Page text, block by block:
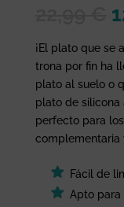
¡El plato que se
trona por fin ha
plato al suelo o
plato de silicona
perfecto para
complementaria
Fácil de
Apto para